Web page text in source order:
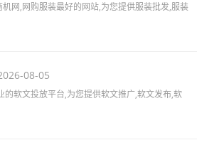
机网,网购服装最好的网站,为您提供服装批发,服装
资讯,服装搭配及服装展会信息。
08-05
的软文投放平台,为您提供软文推广,软文发布,软